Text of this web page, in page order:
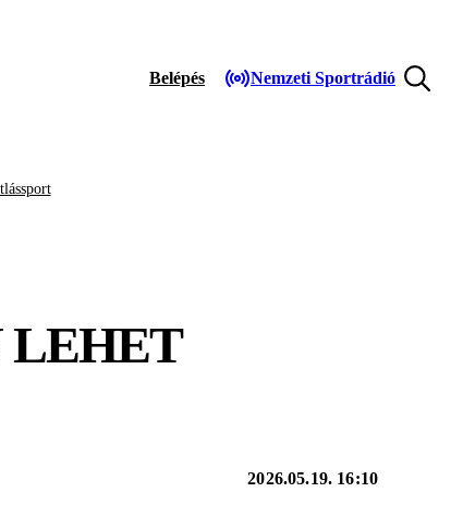
Belépés Nemzeti Sportrádió
LEHET
2026.05.19. 16:10